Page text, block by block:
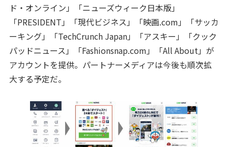
ド・オンライン」「ニューズウィーク日本版」
「PRESIDENT」「現代ビジネス」「映画.com」「サッカ
ーキング」「TechCrunch Japan」「アスキー」「クック
パッドニュース」「Fashionsnap.com」「All About」が
アカウントを提供。パートナーメディアは今後も順次拡
大する予定だ。